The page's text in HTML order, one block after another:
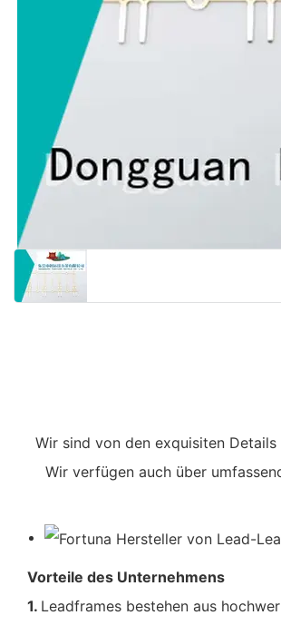
Wir sind von den exquisiten
Wir verfügen auch über
Vorteile des Unternehmens
1. Leadframes bestehen aus